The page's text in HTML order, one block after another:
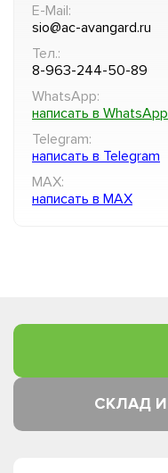
E-Mail:
sio@ac-avangard.ru
Тел.:
8-963-244-50-89
WhatsApp:
написать в WhatsApp
Telegram:
написать в Telegram
MAX:
написать в MAX
СКЛАД